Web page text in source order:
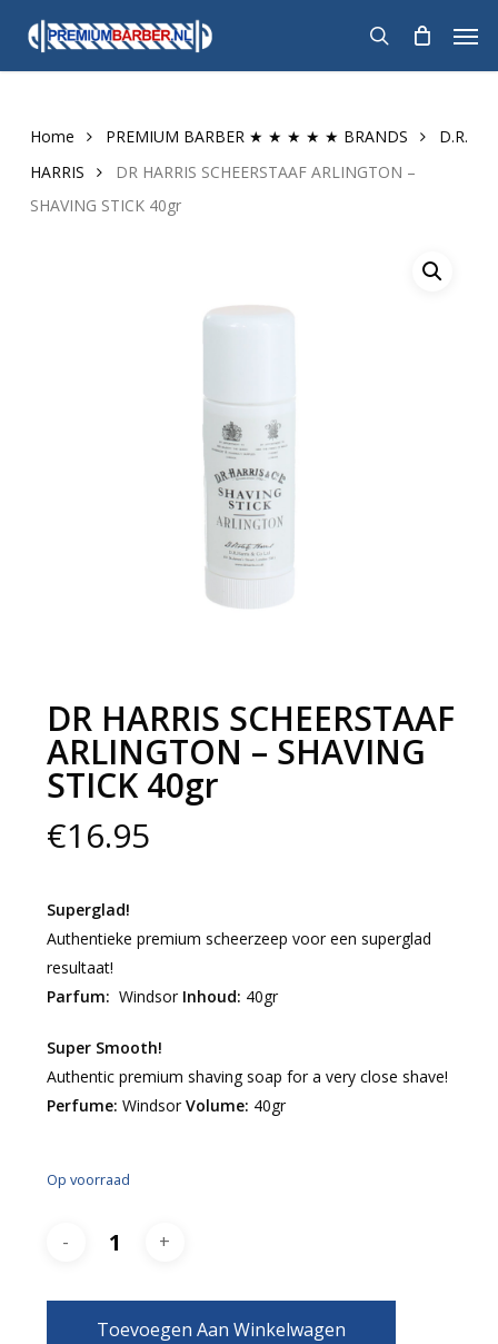
main
search
Home PREMIUM BARBER ★ ★ ★ ★ ★ BRANDS
D.R.
HARRIS
DR HARRIS SCHEERSTAAF ARLINGTON –
SHAVING STICK 40gr
DR HARRIS SCHEERSTAAF
ARLINGTON – SHAVING
STICK 40gr
€16.95
Superglad!
Authentieke premium scheerzeep voor een superglad
resultaat!
Parfum: WindsorInhoud: 40gr
Super Smooth!
Authentic premium shaving soap for a very close shave!
Perfume: WindsorVolume: 40gr
Op voorraad
Toevoegen Aan Winkelwagen